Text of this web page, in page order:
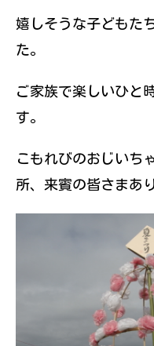
嬉しそうな子どもた
た。
ご家族で楽しいひと
す。
こもれびのおじいち
所、来賓の皆さまあ